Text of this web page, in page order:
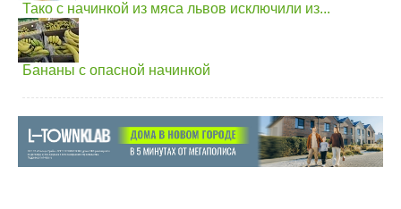
Тако с начинкой из мяса львов исключили из...
Бананы с опасной начинкой